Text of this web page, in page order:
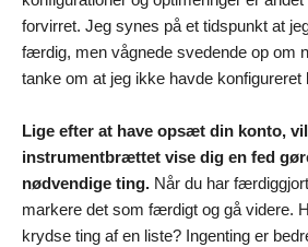
forvirret. Jeg synes på et tidspunkt at
færdig, men vågnede svedende op om
tanke om at jeg ikke havde konfigureret
Lige efter at have opsæt din konto,
instrumentbrættet vise dig en fed
nødvendige ting. Når du har
markere det som færdigt og gå videre.
krydse ting af en liste? Ingenting er